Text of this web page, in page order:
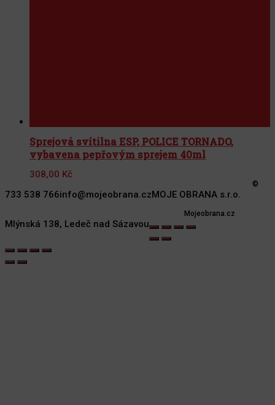
Sprejová svítilna ESP, POLICE TORNADO,
vybavena pepřovým sprejem 40ml
308,00 Kč
733 538 766info@mojeobrana.czMOJE OBRANA s.r.o.
Mlýnská 138, Ledeč nad Sázavou
©
Mojeobrana.cz